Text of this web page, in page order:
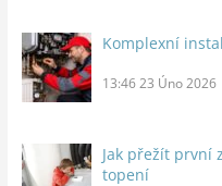
Komplexní
13:46 23 Úno 2026
Jak přežít první
topení